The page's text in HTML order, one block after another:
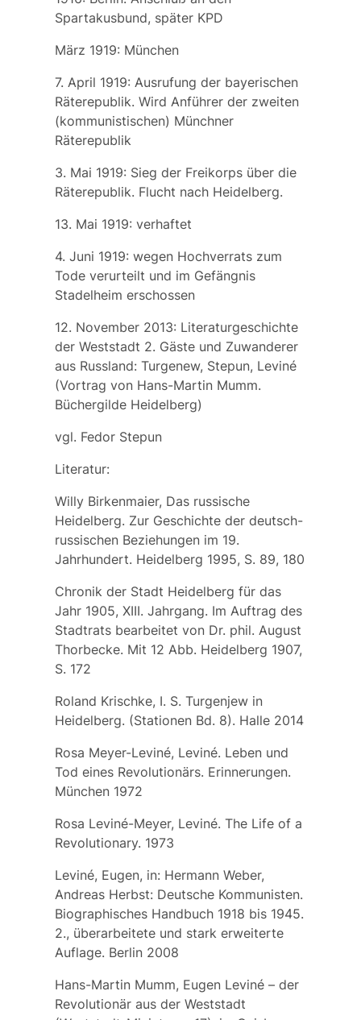
Spartakusbund, später KPD
März 1919: München
7. April 1919: Ausrufung der bayerischen
Räterepublik. Wird Anführer der zweiten
(kommunistischen) Münchner
Räterepublik
3. Mai 1919: Sieg der Freikorps über die
Räterepublik. Flucht nach Heidelberg.
13. Mai 1919: verhaftet
4. Juni 1919: wegen Hochverrats zum
Tode verurteilt und im Gefängnis
Stadelheim erschossen
12. November 2013: Literaturgeschichte
der Weststadt 2. Gäste und Zuwanderer
aus Russland: Turgenew, Stepun, Leviné
(Vortrag von Hans-Martin Mumm.
Büchergilde Heidelberg)
vgl. Fedor Stepun
Literatur:
Willy Birkenmaier, Das russische
Heidelberg. Zur Geschichte der deutsch-
russischen Beziehungen im 19.
Jahrhundert. Heidelberg 1995, S. 89, 180
Chronik der Stadt Heidelberg für das
Jahr 1905, XIII. Jahrgang. Im Auftrag des
Stadtrats bearbeitet von Dr. phil. August
Thorbecke. Mit 12 Abb. Heidelberg 1907,
S. 172
Roland Krischke, I. S. Turgenjew in
Heidelberg. (Stationen Bd. 8). Halle 2014
Rosa Meyer-Leviné, Leviné. Leben und
Tod eines Revolutionärs. Erinnerungen.
München 1972
Rosa Leviné-Meyer, Leviné. The Life of a
Revolutionary. 1973
Leviné, Eugen, in: Hermann Weber,
Andreas Herbst: Deutsche Kommunisten.
Biographisches Handbuch 1918 bis 1945.
2., überarbeitete und stark erweiterte
Auflage. Berlin 2008
Hans-Martin Mumm, Eugen Leviné – der
Revolutionär aus der Weststadt